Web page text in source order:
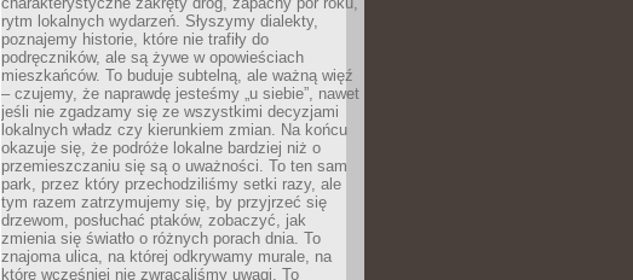
rytm lokalnych wydarzeń. Słyszymy dialekty,
poznajemy historie, które nie trafiły do
podręczników, ale są żywe w opowieściach
mieszkańców. To buduje subtelną, ale ważną więź
– czujemy, że naprawdę jesteśmy „u siebie”, nawet
jeśli nie zgadzamy się ze wszystkimi decyzjami
lokalnych władz czy kierunkiem zmian. Na końcu
okazuje się, że podróże lokalne bardziej niż o
przemieszczaniu się są o uważności. To ten sam
park, przez który przechodziliśmy setki razy, ale
tym razem zatrzymujemy się, by przyjrzeć się
drzewom, posłuchać ptaków, zobaczyć, jak
zmienia się światło o różnych porach dnia. To
znajoma ulica, na której odkrywamy murale, na
które wcześniej nie zwracaliśmy uwagi. To